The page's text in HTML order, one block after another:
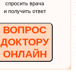
спросить врача
и получить ответ
ВОПРОС
ДОКТОРУ
ОНЛАЙН